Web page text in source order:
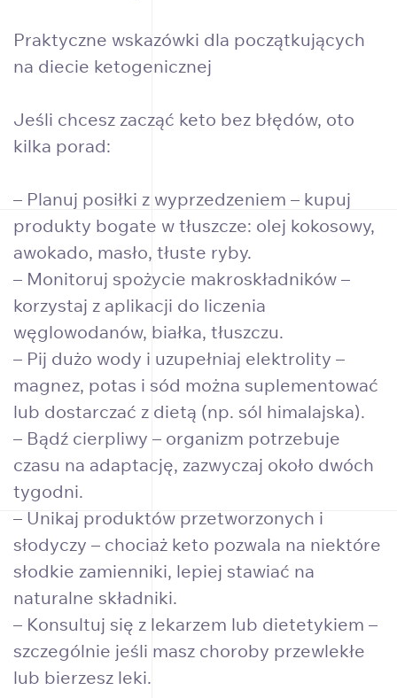
Praktyczne wskazówki dla początkujących
na diecie ketogenicznej
Jeśli chcesz zacząć keto bez błędów, oto
kilka porad:
– Planuj posiłki z wyprzedzeniem – kupuj
produkty bogate w tłuszcze: olej kokosowy,
awokado, masło, tłuste ryby.
– Monitoruj spożycie makroskładników –
korzystaj z aplikacji do liczenia
węglowodanów, białka, tłuszczu.
– Pij dużo wody i uzupełniaj elektrolity –
magnez, potas i sód można suplementować
lub dostarczać z dietą (np. sól himalajska).
– Bądź cierpliwy – organizm potrzebuje
czasu na adaptację, zazwyczaj około dwóch
tygodni.
– Unikaj produktów przetworzonych i
słodyczy – chociaż keto pozwala na niektóre
słodkie zamienniki, lepiej stawiać na
naturalne składniki.
– Konsultuj się z lekarzem lub dietetykiem –
szczególnie jeśli masz choroby przewlekłe
lub bierzesz leki.